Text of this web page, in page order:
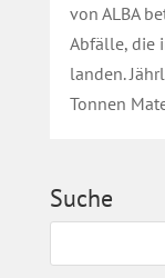
von ALBA
Abfälle, die
landen.
Tonnen
Suche